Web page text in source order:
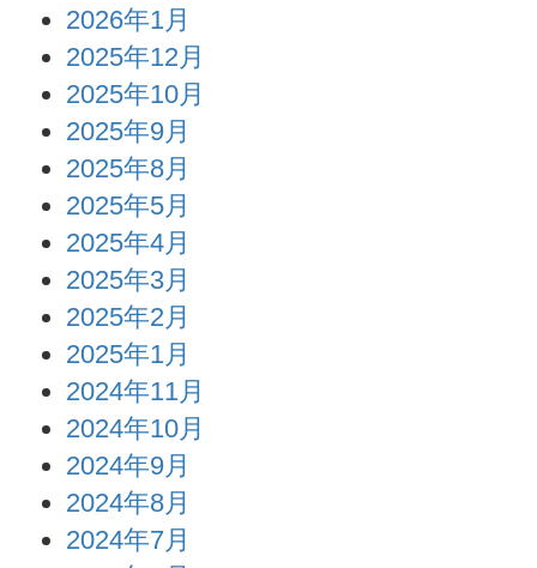
2026年1月
2025年12月
2025年10月
2025年9月
2025年8月
2025年5月
2025年4月
2025年3月
2025年2月
2025年1月
2024年11月
2024年10月
2024年9月
2024年8月
2024年7月